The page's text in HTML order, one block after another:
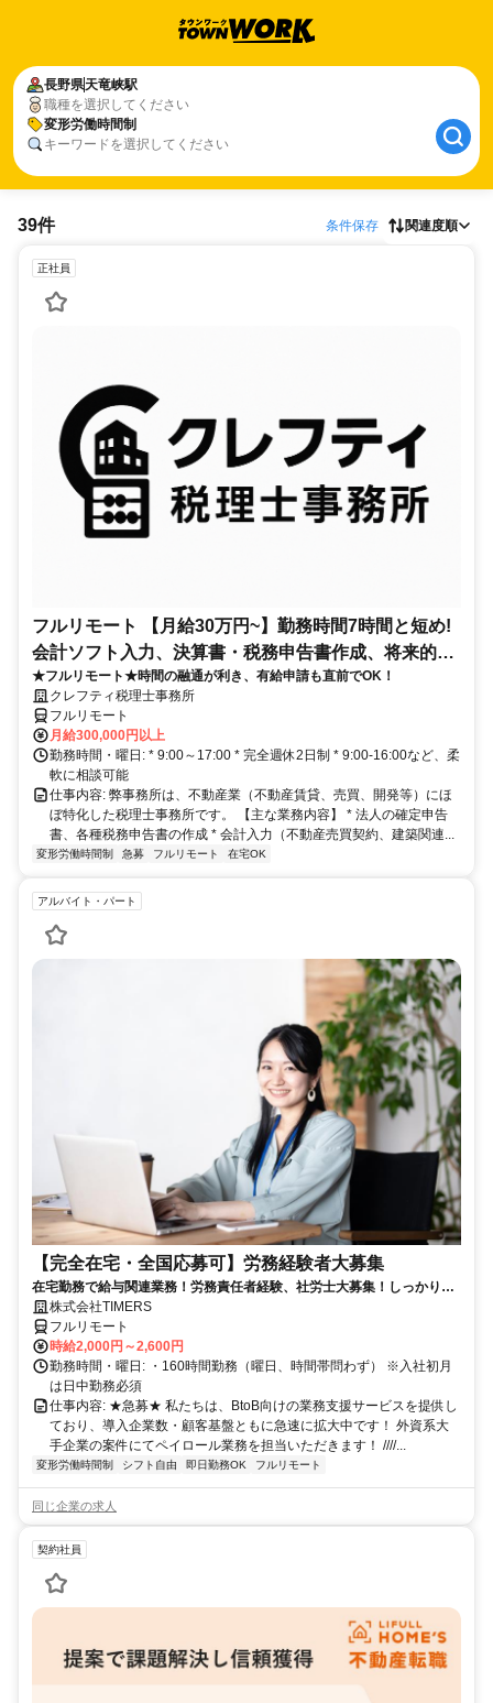
長野県天竜峡駅
職種を選択してください
変形労働時間制
キーワードを選択してください
39件 条件保存 関連度順
正社員
フルリモート 【月給30万円~】勤務時間7時間と短め!
会計ソフト入力、決算書・税務申告書作成、将来的に
決算説明も
★フルリモート★時間の融通が利き、有給申請も直前でOK！
クレフティ税理士事務所
フルリモート
月給300,000円以上
勤務時間・曜日: * 9:00～17:00 * 完全週休2日制 * 9:00-16:00など、柔
軟に相談可能
仕事内容: 弊事務所は、不動産業（不動産賃貸、売買、開発等）にほ
ぼ特化した税理士事務所です。 【主な業務内容】 * 法人の確定申告
書、各種税務申告書の作成 * 会計入力（不動産売買契約、建築関連...
変形労働時間制 急募 フルリモート 在宅OK
アルバイト・パート
【完全在宅・全国応募可】労務経験者大募集
在宅勤務で給与関連業務！労務責任者経験、社労士大募集！しっかり稼
ぎたい方、注目！
株式会社TIMERS
フルリモート
時給2,000円～2,600円
勤務時間・曜日: ・160時間勤務（曜日、時間帯問わず） ※入社初月
は日中勤務必須
仕事内容: ★急募★ 私たちは、BtoB向けの業務支援サービスを提供し
ており、導入企業数・顧客基盤ともに急速に拡大中です！ 外資系大
手企業の案件にてペイロール業務を担当いただきます！ ////...
変形労働時間制 シフト自由 即日勤務OK フルリモート
同じ企業の求人
契約社員